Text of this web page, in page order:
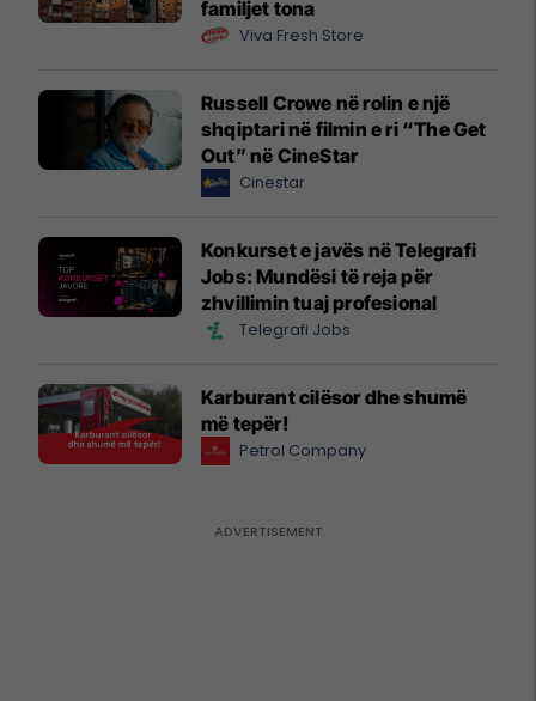
familjet tona
Viva Fresh Store
Russell Crowe në rolin e një
shqiptari në filmin e ri “The Get
Out” në CineStar
Cinestar
Konkurset e javës në Telegrafi
Jobs: Mundësi të reja për
zhvillimin tuaj profesional
Telegrafi Jobs
Karburant cilësor dhe shumë
më tepër!
Petrol Company